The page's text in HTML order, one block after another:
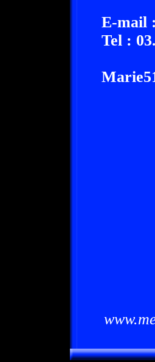
E-mail
Tel :